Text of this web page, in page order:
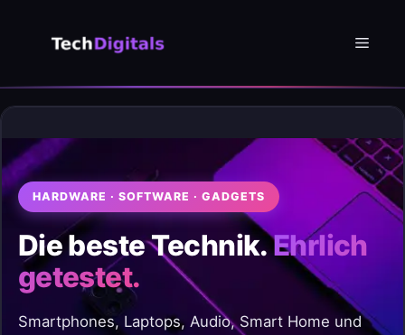
Menü
HARDWARE · SOFTWARE · GADGETS
Die beste Technik.Ehrlich
getestet.
Smartphones, Laptops, Audio, Smart Home und